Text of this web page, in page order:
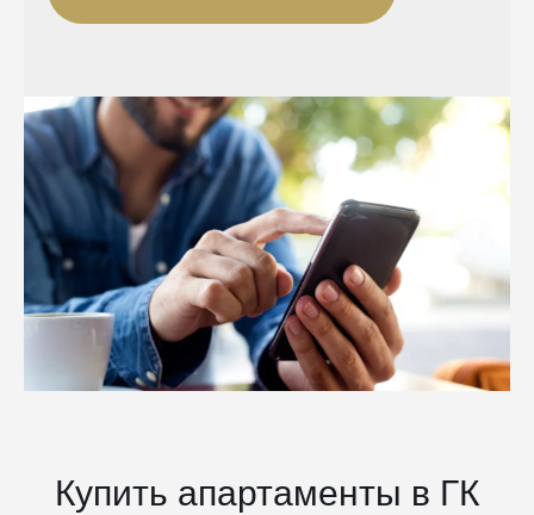
Купить апартаменты в ГК